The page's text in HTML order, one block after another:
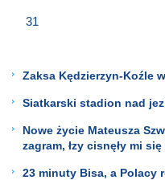
31
Zaksa Kędzierzyn-Koźle
Siatkarski stadion nad
Nowe życie Mateusza
zagram, łzy cisnęły mi
23 minuty Bisa, a Polacy